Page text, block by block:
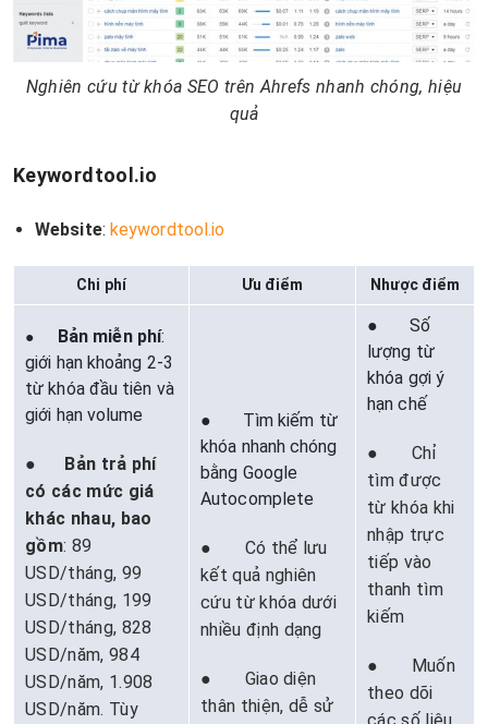
Nghiên cứu từ khóa SEO trên Ahrefs nhanh chóng, hiệu
quả
Keywordtool.io
Website: keywordtool.io
Chi phí Ưu điểm Nhược điểm
● Bản miễn phí:
giới hạn khoảng 2-3
từ khóa đầu tiên và
giới hạn volume
● Bản trả phí
có các mức giá
khác nhau, bao
gồm: 89
USD/tháng, 99
USD/tháng, 199
USD/tháng, 828
USD/năm, 984
USD/năm, 1.908
USD/năm. Tùy
● Tìm kiếm từ
khóa nhanh chóng
bằng Google
Autocomplete
● Có thể lưu
kết quả nghiên
cứu từ khóa dưới
nhiều định dạng
● Giao diện
thân thiện, dễ sử
● Số
lượng từ
khóa gợi ý
hạn chế
● Chỉ
tìm được
từ khóa khi
nhập trực
tiếp vào
thanh tìm
kiếm
● Muốn
theo dõi
các số liệu